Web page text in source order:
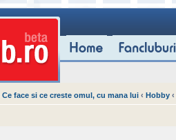
Ce face si ce creste omul, cu mana lui ‹ Hobby ‹